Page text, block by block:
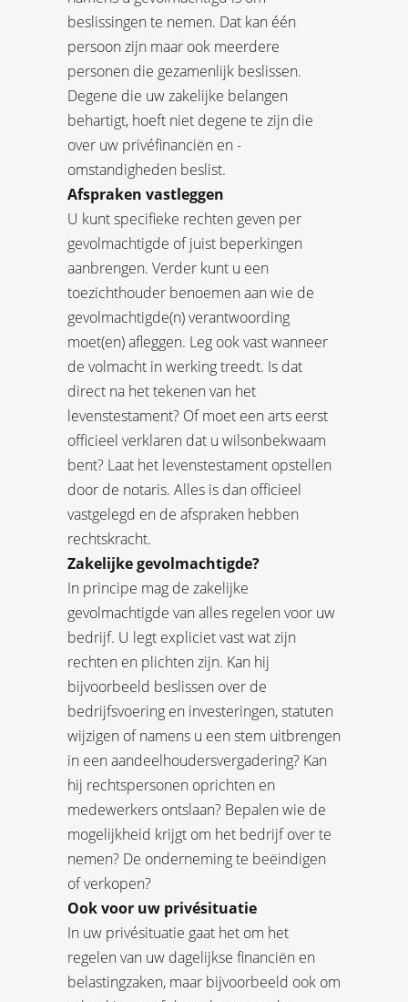
beslissingen te nemen. Dat kan één
persoon zijn maar ook meerdere
personen die gezamenlijk beslissen.
Degene die uw zakelijke belangen
behartigt, hoeft niet degene te zijn die
over uw privéfinanciën en -
omstandigheden beslist.
Afspraken vastleggen
U kunt specifieke rechten geven per
gevolmachtigde of juist beperkingen
aanbrengen. Verder kunt u een
toezichthouder benoemen aan wie de
gevolmachtigde(n) verantwoording
moet(en) afleggen. Leg ook vast wanneer
de volmacht in werking treedt. Is dat
direct na het tekenen van het
levenstestament? Of moet een arts eerst
officieel verklaren dat u wilsonbekwaam
bent? Laat het levenstestament opstellen
door de notaris. Alles is dan officieel
vastgelegd en de afspraken hebben
rechtskracht.
Zakelijke gevolmachtigde?
In principe mag de zakelijke
gevolmachtigde van alles regelen voor uw
bedrijf. U legt expliciet vast wat zijn
rechten en plichten zijn. Kan hij
bijvoorbeeld beslissen over de
bedrijfsvoering en investeringen, statuten
wijzigen of namens u een stem uitbrengen
in een aandeelhoudersvergadering? Kan
hij rechtspersonen oprichten en
medewerkers ontslaan? Bepalen wie de
mogelijkheid krijgt om het bedrijf over te
nemen? De onderneming te beëindigen
of verkopen?
Ook voor uw privésituatie
In uw privésituatie gaat het om het
regelen van uw dagelijkse financiën en
belastingzaken, maar bijvoorbeeld ook om